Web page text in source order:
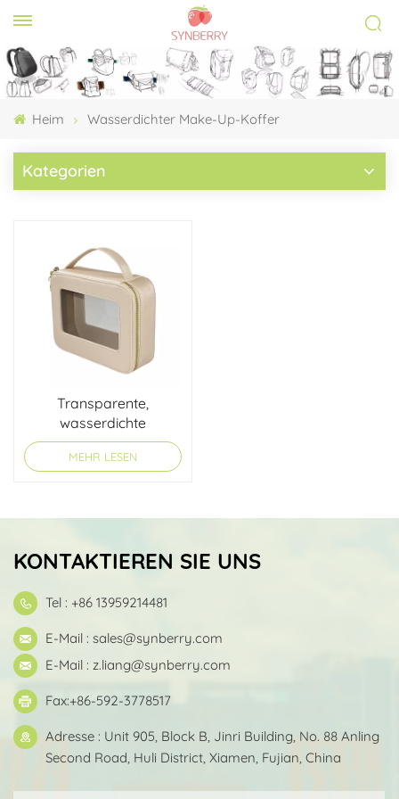
Heim Wasserdichter Make-Up-Koffer
Kategorien
Transparente,
wasserdichte
Organizer-
Aufbewahrungstasche
MEHR LESEN
KONTAKTIEREN SIE UNS
Tel : +86 13959214481
E-Mail : sales@synberry.com
E-Mail : z.liang@synberry.com
Fax:+86-592-3778517
Adresse : Unit 905, Block B, Jinri Building, No. 88 Anling
Second Road, Huli District, Xiamen, Fujian, China